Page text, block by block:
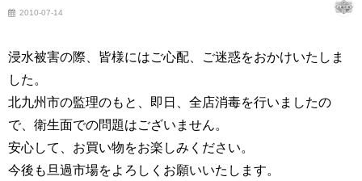
2010-07-14
浸水被害の際、皆様にはご心配、ご迷惑をおかけいたしま
した。
北九州市の監理のもと、即日、全店消毒を行いましたの
で、衛生面での問題はございません。
安心して、お買い物をお楽しみください。
今後も旦過市場をよろしくお願いいたします。